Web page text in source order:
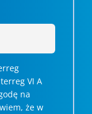
VI A
na
że w